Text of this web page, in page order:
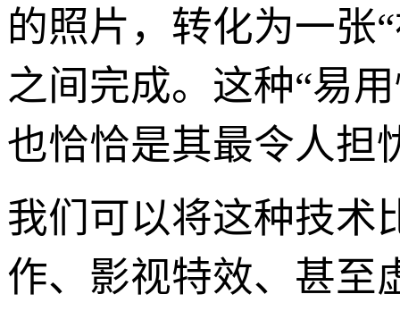
的照片，转化为一张
之间完成。这种“易
也恰恰是其最令人担
我们可以将这种技术
作、影视特效、甚至